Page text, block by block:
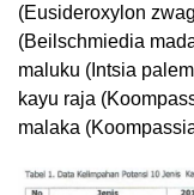
(Eusideroxylon
(Beilschmiedia
maluku (Intsia
kayu raja
malaka